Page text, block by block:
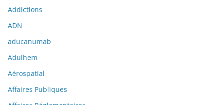
Addictions
ADN
aducanumab
Adulhem
Aérospatial
Affaires Publiques